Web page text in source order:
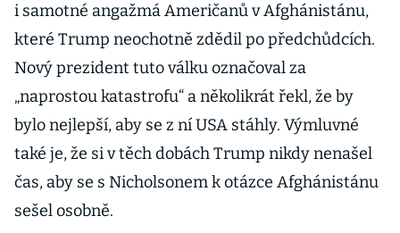
i samotné angažmá Američanů v Afghánistánu,
které Trump neochotně zdědil po předchůdcích.
Nový prezident tuto válku označoval za
„naprostou katastrofu“ a několikrát řekl, že by
bylo nejlepší, aby se z ní USA stáhly. Výmluvné
také je, že si v těch dobách Trump nikdy nenašel
čas, aby se s Nicholsonem k otázce Afghánistánu
sešel osobně.